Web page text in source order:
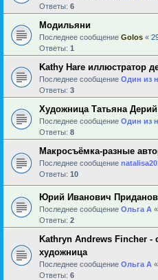
Ответы: 6
Модильяни
Последнее сообщение Golos «
Ответы: 1
Kathy Hare иллюстратор
Последнее сообщение Один из
Ответы: 3
Художница Татьяна Дерий
Последнее сообщение Один из
Ответы: 8
Макросъёмка-разные
Последнее сообщение
Ответы: 10
Юрий Иванович Приданов
Последнее сообщение Ольга А «
Ответы: 2
Kathryn Andrews Fincher -
художница
Последнее сообщение Ольга А «
Ответы: 6